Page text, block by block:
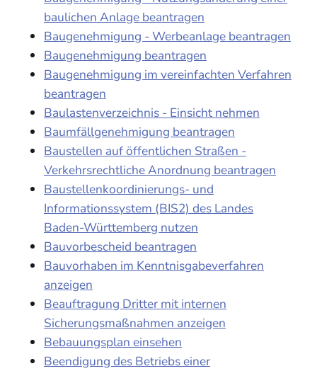
baulichen Anlage beantragen
Baugenehmigung - Werbeanlage beantragen
Baugenehmigung beantragen
Baugenehmigung im vereinfachten Verfahren
beantragen
Baulastenverzeichnis - Einsicht nehmen
Baumfällgenehmigung beantragen
Baustellen auf öffentlichen Straßen -
Verkehrsrechtliche Anordnung beantragen
Baustellenkoordinierungs- und
Informationssystem (BIS2) des Landes
Baden-Württemberg nutzen
Bauvorbescheid beantragen
Bauvorhaben im Kenntnisgabeverfahren
anzeigen
Beauftragung Dritter mit internen
Sicherungsmaßnahmen anzeigen
Bebauungsplan einsehen
Beendigung des Betriebs einer